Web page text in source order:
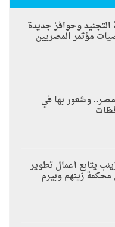
وحوافز جديدة
مؤتمر المصريين
وشعور بها في
يتابع أعمال تطوير
زينهم وبيرم